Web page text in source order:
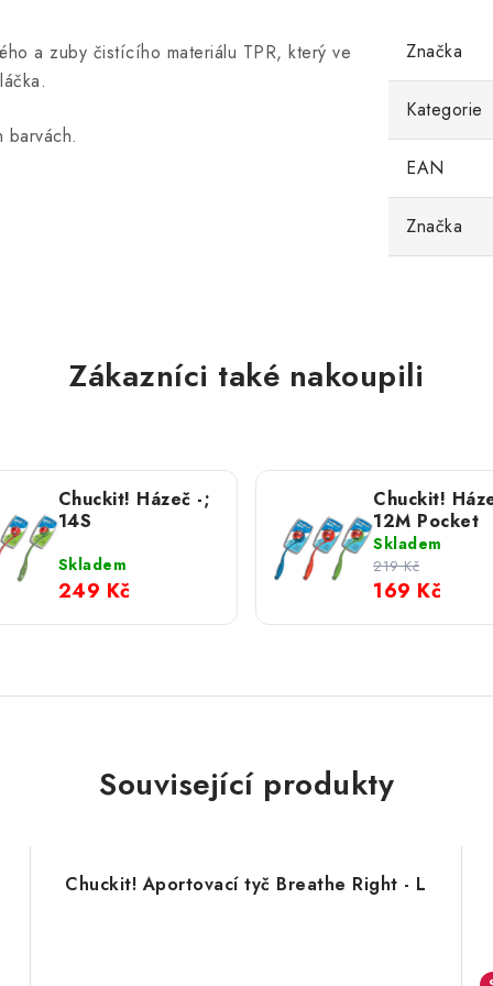
a zuby čistícího materiálu TPR, který ve
barvách.
Značka
Kategorie
EAN
Značka
Zákazníci také nakoupili
Chuckit! Házeč -;
14S
Skladem
249 Kč
Chuckit!
12M Pocket
Skladem
169 Kč
219 Kč
Související produkty
Chuckit! Aportovací tyč Breathe Right - L